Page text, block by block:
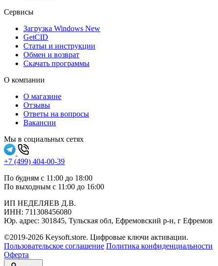
Сервисы
Загрузка Windows New
GetCID
Статьи и инструкции
Обмен и возврат
Скачать программы
О компании
О магазине
Отзывы
Ответы на вопросы
Вакансии
Мы в социальных сетях
+7 (499) 404-00-39
По будням с 11:00 до 18:00
По выходным с 11:00 до 16:00
ИП НЕДЕЛЯЕВ Д.В.
ИНН: 711308‍456080
Юр. адрес: 301845, Тульская обл, Ефремовский р-н, г Ефремов
©2019-2026 Keysoft.store. Цифровые ключи активации.
Пользовательское соглашение Политика конфиденциальности
Оферта